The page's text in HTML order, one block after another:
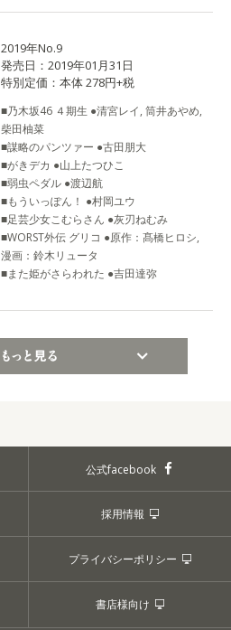
2019年No.9
発売日：2019年01月31日
特別定価：本体 278円+税
■乃木坂46 ４期生 ●清宮レイ, 筒井あやめ,
柴田柚菜
■謀略のパンツァー ●古田朋大
■がきデカ ●山上たつひこ
■弱虫ペダル ●渡辺航
■もういっぽん！ ●村岡ユウ
■足芸少女こむらさん ●灰刃ねむみ
■WORST外伝 グリコ ●原作：髙橋ヒロシ,
漫画：鈴木リュータ
■また姫がさらわれた ●吉田達弥
公式facebook
採用情報
プライバシーポリシー
書店様向け